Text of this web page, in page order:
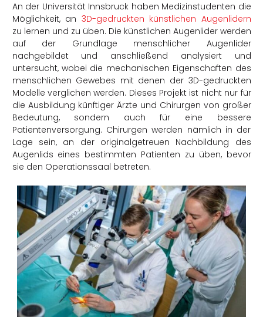
An der Universität Innsbruck haben Medizinstudenten die
Möglichkeit, an 3D-gedruckten künstlichen Augenlidern
zu lernen und zu üben. Die künstlichen Augenlider werden
auf der Grundlage menschlicher Augenlider
nachgebildet und anschließend analysiert und
untersucht, wobei die mechanischen Eigenschaften des
menschlichen Gewebes mit denen der 3D-gedruckten
Modelle verglichen werden. Dieses Projekt ist nicht nur für
die Ausbildung künftiger Ärzte und Chirurgen von großer
Bedeutung, sondern auch für eine bessere
Patientenversorgung. Chirurgen werden nämlich in der
Lage sein, an der originalgetreuen Nachbildung des
Augenlids eines bestimmten Patienten zu üben, bevor
sie den Operationssaal betreten.